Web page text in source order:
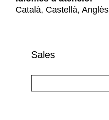
Català, Castellà, Anglès
Sales